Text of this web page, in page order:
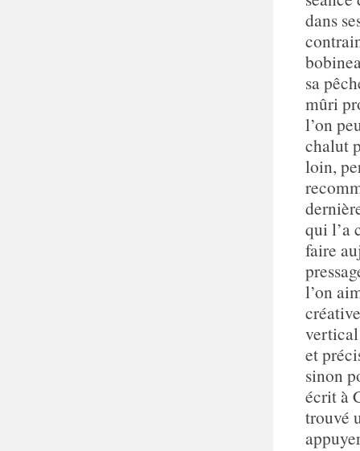
dans
sa
mûri
l’on
chalut
loin,
qui l’a
faire
l’on
et
sinon
écrit à
trouvé